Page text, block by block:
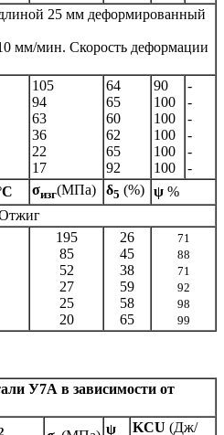
25 мм деформированный
мм/мин. Скорость деформации
105
94
63
36
22
17
64
65
60
62
65
92
90
100
100
100
100
100
-
-
-
-
-
-
σизг(МПа) δ5 (%) ψ %
195
85
52
27
25
20
26
45
38
59
58
65
71
88
71
92
98
99
У7А в зависимости от
ψ
KCU (Дж/